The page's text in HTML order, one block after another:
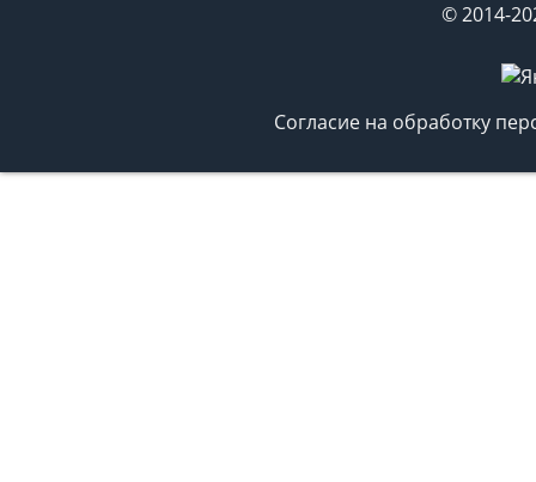
© 2014-
Согласие на обработку